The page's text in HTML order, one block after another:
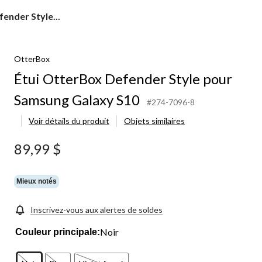
Style...
OtterBox
Étui OtterBox Defender Style pour
Samsung Galaxy S10
#274-7096-8
Voir détails du produit
Objets similaires
89,99 $
Mieux notés
Inscrivez-vous aux alertes de soldes
Couleur principale:Noir